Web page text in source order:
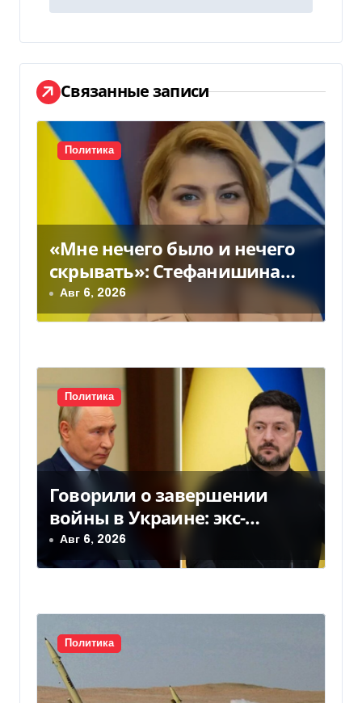
а
ц
и
я
о
з
а
п
и
с
я
м
Связанные записи
Политика
«Мне нечего было и нечего
скрывать»: Стефанишина
прокомментировала новое
подозрение
Авг 6, 2026
Политика
Говорили о завершении
войны в Украине: экс-
чиновники ЕС и РФ провели
тайные переговоры, — СМИ
Авг 6, 2026
Политика